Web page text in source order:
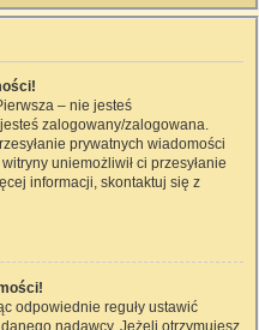
– nie jesteś
zalogowany/zalogowana.
prywatnych wiadomości
uniemożliwił ci przesyłanie
informacji, skontaktuj się z
odpowiednie reguły ustawić
nadawcy. Jeżeli otrzymujesz